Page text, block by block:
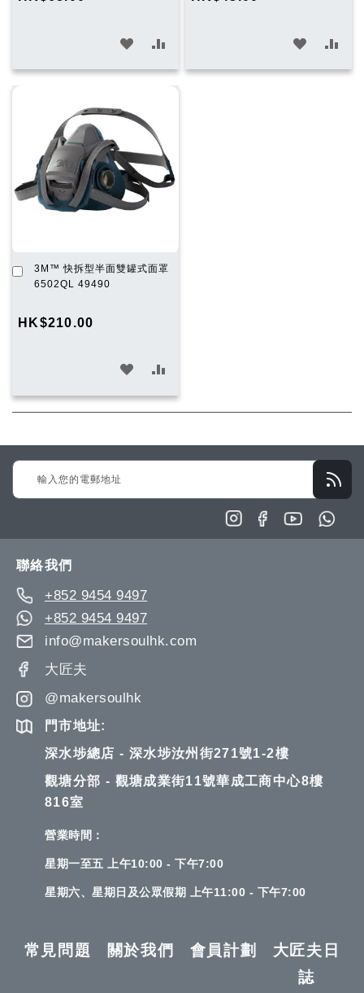
入
望
清
單
入 入 入
3M™ 快拆型半面雙罐式面罩
6502QL 49490
HK$210.00
加
入
車
入 入
Sign
Up
聯絡我們
+852 9454 9497
+852 9454 9497
info@makersoulhk.com
大匠夫
@makersoulhk
門市地址:
深水埗總店 - 深水埗汝州街271號1-2樓
觀塘分部 - 觀塘成業街11號華成工商中心8樓
816室
營業時間：
星期一至五 上午10:00 - 下午7:00
星期六、星期日及公眾假期 上午11:00 - 下午7:00
常見問題 關於我們 會員計劃
大匠夫日
誌